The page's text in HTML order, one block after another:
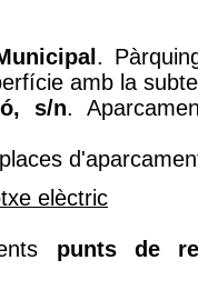
.
amb la
s/n.
elèctric
punts de